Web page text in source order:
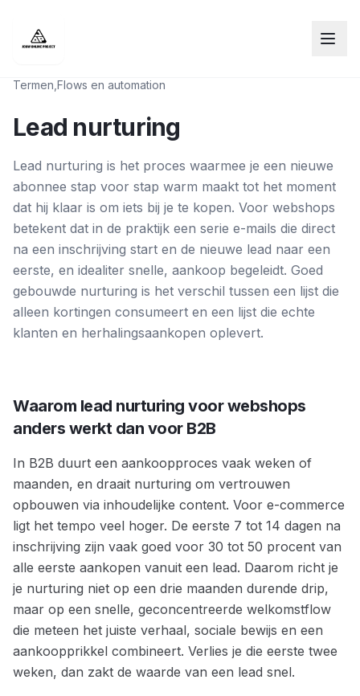
Termen Flows en automation
Lead nurturing
Lead nurturing is het proces waarmee je een nieuwe
abonnee stap voor stap warm maakt tot het moment
dat hij klaar is om iets bij je te kopen. Voor webshops
betekent dat in de praktijk een serie e-mails die direct
na een inschrijving start en de nieuwe lead naar een
eerste, en idealiter snelle, aankoop begeleidt. Goed
gebouwde nurturing is het verschil tussen een lijst die
alleen kortingen consumeert en een lijst die echte
klanten en herhalingsaankopen oplevert.
Waarom lead nurturing voor webshops
anders werkt dan voor B2B
In B2B duurt een aankoopproces vaak weken of
maanden, en draait nurturing om vertrouwen
opbouwen via inhoudelijke content. Voor e-commerce
ligt het tempo veel hoger. De eerste 7 tot 14 dagen na
inschrijving zijn vaak goed voor 30 tot 50 procent van
alle eerste aankopen vanuit een lead. Daarom richt je
je nurturing niet op een drie maanden durende drip,
maar op een snelle, geconcentreerde welkomstflow
die meteen het juiste verhaal, sociale bewijs en een
aankoopprikkel combineert. Verlies je die eerste twee
weken, dan zakt de waarde van een lead snel.